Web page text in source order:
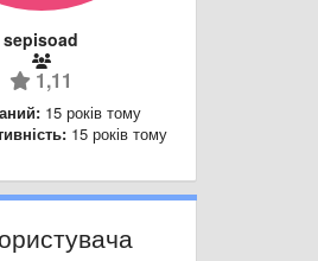
sepisoad
1,11
15 років тому
15 років тому